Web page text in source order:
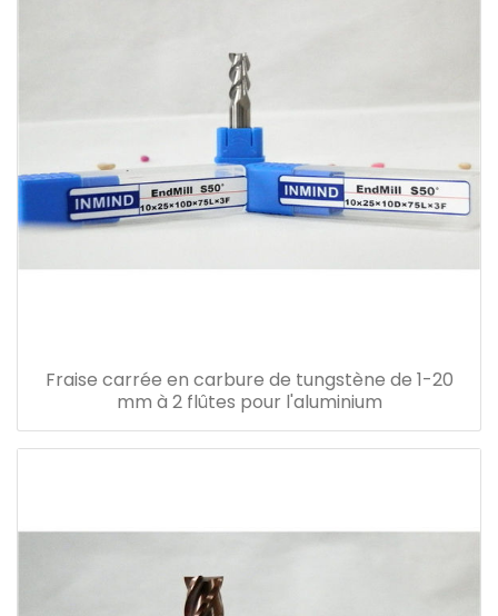
Fraise carrée en carbure de tungstène de 1-20
mm à 2 flûtes pour l'aluminium